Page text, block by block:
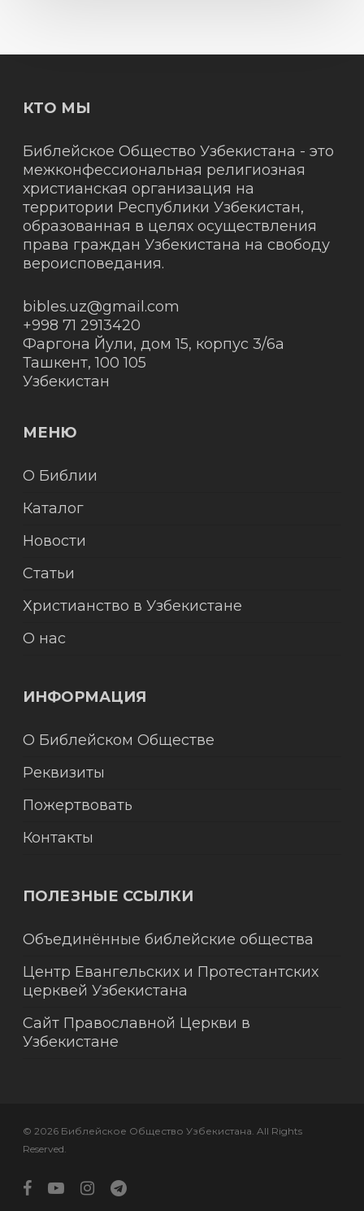
КТО МЫ
Библейское Общество Узбекистана - это
межконфессиональная религиозная
христианская организация на
территории Республики Узбекистан,
образованная в целях осуществления
права граждан Узбекистана на свободу
вероисповедания.
bibles.uz@gmail.com
+998 71 2913420
Фаргона Йули, дом 15, корпус 3/6а
Ташкент,100 105
Узбекистан
МЕНЮ
О Библии
Каталог
Новости
Статьи
Христианство в Узбекистане
О нас
ИНФОРМАЦИЯ
О Библейском Обществе
Реквизиты
Пожертвовать
Контакты
ПОЛЕЗНЫЕ ССЫЛКИ
Объединённые библейские общества
Центр Евангельских и Протестантских
церквей Узбекистана
Сайт Православной Церкви в
Узбекистане
© 2026 Библейское Общество Узбекистана. All Rights
Reserved.
facebookyoutubeinstagramtelegram